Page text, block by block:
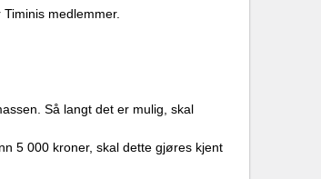
medlemmer.
Så langt det er mulig, skal
5 000 kroner, skal dette gjøres kjent